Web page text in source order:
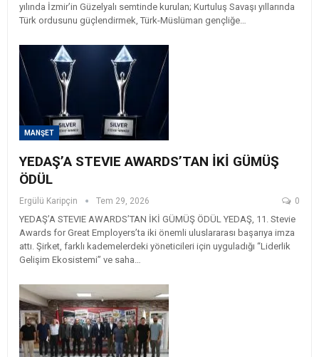
yılında İzmir’in Güzelyalı semtinde kurulan; Kurtuluş Savaşı yıllarında
Türk ordusunu güçlendirmek, Türk-Müslüman gençliğe…
MANŞET
YEDAŞ’A STEVIE AWARDS’TAN İKİ GÜMÜŞ
ÖDÜL
Ergülü Karipçin Tem 29, 2026 0
YEDAŞ’A STEVIE AWARDS’TAN İKİ GÜMÜŞ ÖDÜL YEDAŞ, 11. Stevie
Awards for Great Employers’ta iki önemli uluslararası başarıya imza
attı. Şirket, farklı kademelerdeki yöneticileri için uyguladığı “Liderlik
Gelişim Ekosistemi” ve saha…